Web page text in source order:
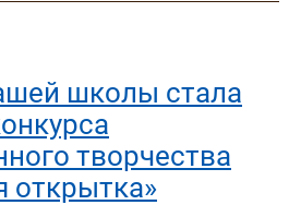
школы стала
творчества
открытка»